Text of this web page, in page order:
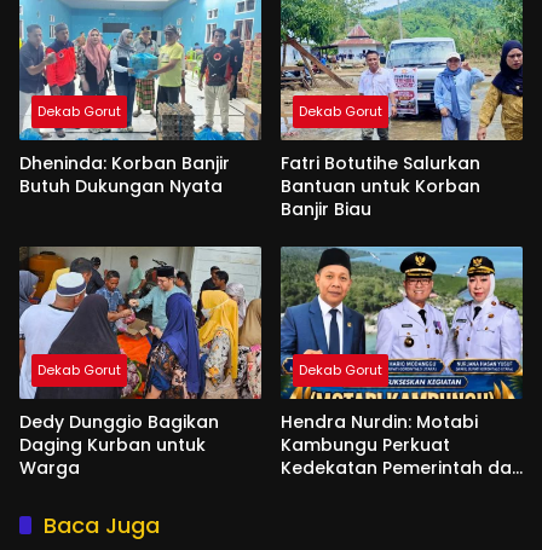
Dekab Gorut
Dheninda: Korban Banjir
Butuh Dukungan Nyata
Dekab Gorut
Fatri Botutihe Salurkan
Bantuan untuk Korban
Banjir Biau
Dekab Gorut
Dedy Dunggio Bagikan
Daging Kurban untuk
Warga
Dekab Gorut
Hendra Nurdin: Motabi
Kambungu Perkuat
Kedekatan Pemerintah dan
Baca Juga